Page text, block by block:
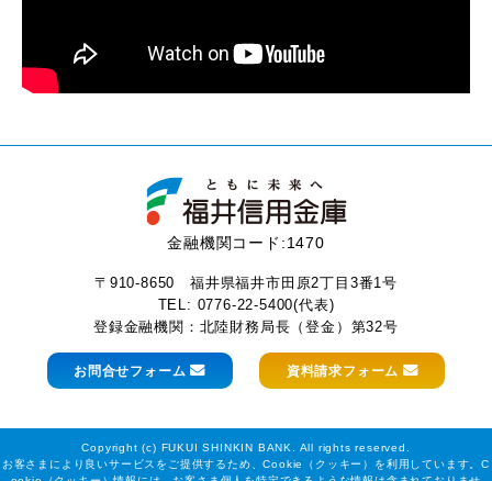
金融機関コード:1470
〒910-8650 福井県福井市田原2丁目3番1号
TEL: 0776-22-5400(代表)
登録金融機関：北陸財務局長（登金）第32号
お問合せフォーム 資料請求フォーム
Copyright (c) FUKUI SHINKIN BANK. All rights reserved.
お客さまにより良いサービスをご提供するため、Cookie（クッキー）を利用しています。C